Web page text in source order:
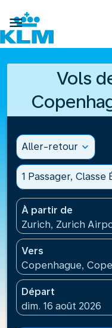

Vols
Aller-retour expand_more
1 Passager, Classe
À partir de
Zurich, Zurich
Vers
Copenhague,
Départ
fc-booking-
dim. 16 août 2026